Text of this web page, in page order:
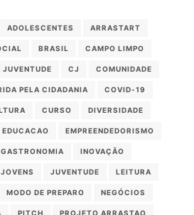
ADOLESCENTES ARRASTART
BRASIL CAMPO LIMPO
JUVENTUDE CJ COMUNIDADE
PELA CIDADANIA COVID-19
CURSO DIVERSIDADE
EDUCACAO EMPREENDEDORISMO
GASTRONOMIA INOVAÇÃO
JOVENS JUVENTUDE LEITURA
MODO DE PREPARO NEGÓCIOS
PITCH PROJETO ARRASTAO